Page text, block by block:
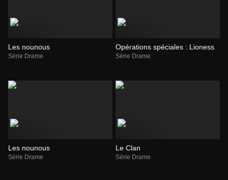
Les nounous
Série Drame
Opérations spéciales : Lioness
Série Drame
Les nounous
Série Drame
Le Clan
Série Drame